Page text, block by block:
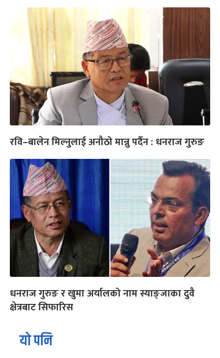
रवि–बालेन मिल्नुलाई अनौठो मान्नु पर्दैन : धनराज गुरुङ
धनराज गुरुङ र खुमा अर्यालको नाम स्याङ्जाका दुवै
क्षेत्रबाट सिफारिस
यो पनि